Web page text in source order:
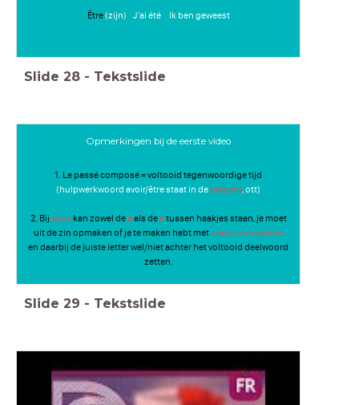
Être(zijn) J'ai été Ik ben geweest
Slide 28 - Tekstslide
Opmerkingen bij de eerste video
1. Le passé composé = voltooid tegenwoordige tijd
(hulpwerkwoord avoir/être staat in de présent, ott)
2. Bij vous kan zowel deeals des tussen haakjes staan, je moet
uit de zin opmaken of je te maken hebt met man/vrouw/ev/mv
en daarbij de juiste letter wel/niet achter het voltooid deelwoord
zetten.
Slide 29 - Tekstslide